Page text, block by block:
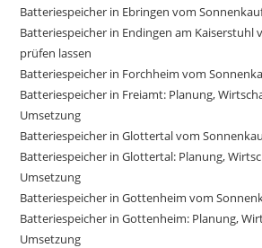
Batteriespeicher in Ebringen vom
Batteriespeicher in Endingen am Kaiserstuhl
prüfen lassen
Batteriespeicher in Forchheim vom
Batteriespeicher in Freiamt: Planung,
Umsetzung
Batteriespeicher in Glottertal vom
Batteriespeicher in Glottertal: Planung,
Umsetzung
Batteriespeicher in Gottenheim vom
Batteriespeicher in Gottenheim: Planung,
Umsetzung